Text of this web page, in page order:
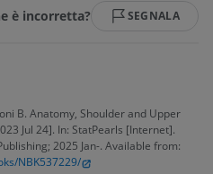
è incorretta? SEGNALA
B. Anatomy, Shoulder and Upper
Jul 24]. In: StatPearls [Internet].
2025 Jan-. Available from:
NBK537229/